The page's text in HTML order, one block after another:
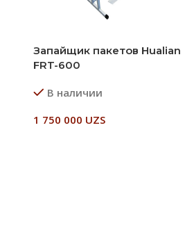
Запайщик пакетов Hualian
FRT-600
В наличии
1 750 000 UZS